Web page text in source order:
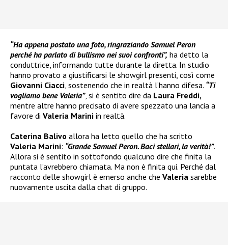
“Ha appena postato una foto, ringraziando Samuel Peron
perché ha parlato di bullismo nei suoi confronti”, ha detto la
conduttrice, informando tutte durante la diretta. In studio
hanno provato a giustificarsi le showgirl presenti, così come
Giovanni Ciacci, sostenendo che in realtà l’hanno difesa. “Ti
vogliamo bene Valeria”, si è sentito dire da Laura Freddi,
mentre altre hanno precisato di avere spezzato una lancia a
favore di Valeria Marini in realtà.
Caterina Balivo allora ha letto quello che ha scritto
Valeria Marini: “Grande Samuel Peron. Baci stellari, la verità!”.
Allora si è sentito in sottofondo qualcuno dire che finita la
puntata l’avrebbero chiamata. Ma non è finita qui. Perché dal
racconto delle showgirl è emerso anche che Valeria sarebbe
nuovamente uscita dalla chat di gruppo.